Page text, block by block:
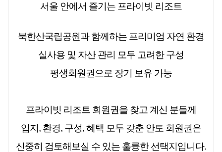
서울 안에서 즐기는 프라이빗 리조트
북한산국립공원과 함께하는 프리미엄 자연 환경
실사용 및 자산 관리 모두 고려한 구성
평생회원권으로 장기 보유 가능
프라이빗 리조트 회원권을 찾고 계신 분들께
입지, 환경, 구성, 혜택 모두 갖춘 안토 회원권은
신중히 검토해보실 수 있는 훌륭한 선택지입니다.